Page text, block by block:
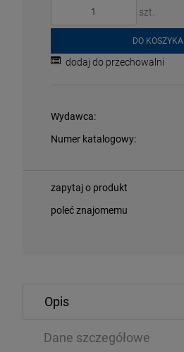
zł 245,99 zł
szt.
DO KOSZYKA
dodaj do przechowalni
Wydawca:
Numer katalogowy:
zapytaj o produkt
poleć znajomemu
Opis
Dane szczegółowe